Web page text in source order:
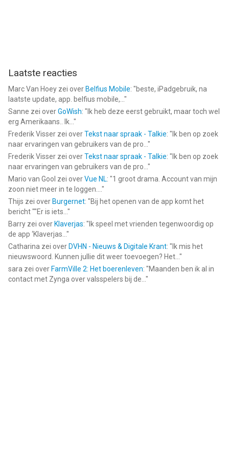
Laatste reacties
Marc Van Hoey zei over Belfius Mobile: "beste, iPadgebruik, na
laatste update, app. belfius mobile,... "
Sanne zei overGoWish: " Ik heb deze eerst gebruikt, maar toch wel
erg Amerikaans.. Ik... "
Frederik Visser zei overTekst naar spraak - Talkie: " Ik ben op zoek
naar ervaringen van gebruikers van de pro... "
Frederik Visser zei overTekst naar spraak - Talkie: " Ik ben op zoek
naar ervaringen van gebruikers van de pro... "
Mario van Gool zei overVue NL: "1 groot drama. Account van mijn
zoon niet meer in te loggen.... "
Thijs zei over Burgernet: "Bij het openen van de app komt het
bericht ""Er is iets... "
Barry zei over Klaverjas: " Ik speel met vrienden tegenwoordig op
de app ‘Klaverjas... "
Catharina zei over DVHN - Nieuws & Digitale Krant: " Ik mis het
nieuwswoord. Kunnen jullie dit weer toevoegen? Het... "
sara zei over FarmVille 2: Het boerenleven: "Maanden ben ik al in
contact met Zynga over valsspelers bij de... "